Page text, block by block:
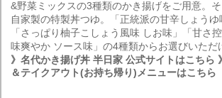
&野菜ミックスの3種類のかき揚げをご用意。
自家製の特製丼つゆ。「正統派の甘辛しょうゆ
「さっぱり柚子こしょう風味 しお味」「甘さ
味爽やか ソース味」の4種類からお選びいただ
》名代かき揚げ丼 半日家 公式サイトはこちら
＆テイクアウト(お持ち帰り)メニューはこちら